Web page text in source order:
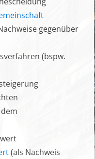
gegenüber
(bspw.
(als Nachweis